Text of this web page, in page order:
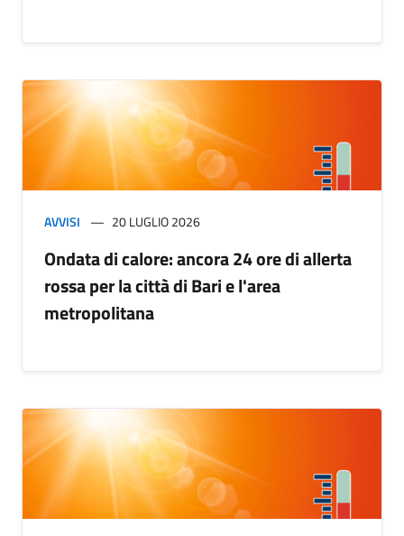
AVVISI 20 LUGLIO 2026
Ondata di calore: ancora 24 ore di allerta
rossa per la città di Bari e l'area
metropolitana